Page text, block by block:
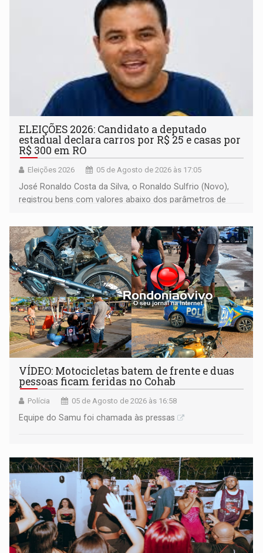
ELEIÇÕES 2026: Candidato a deputado
estadual declara carros por R$ 25 e casas por
R$ 300 em RO
Eleições 2026 05 de Agosto de 2026 às 17:05
José Ronaldo Costa da Silva, o Ronaldo Sulfrio (Novo),
registrou bens com valores abaixo dos parâmetros de
milhões
VÍDEO: Motocicletas batem de frente e duas
pessoas ficam feridas no Cohab
Polícia 05 de Agosto de 2026 às 16:58
Equipe do Samu foi chamada às pressas